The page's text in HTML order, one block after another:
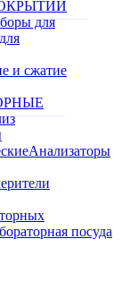
для
и сжатие
Анализаторы
посуда